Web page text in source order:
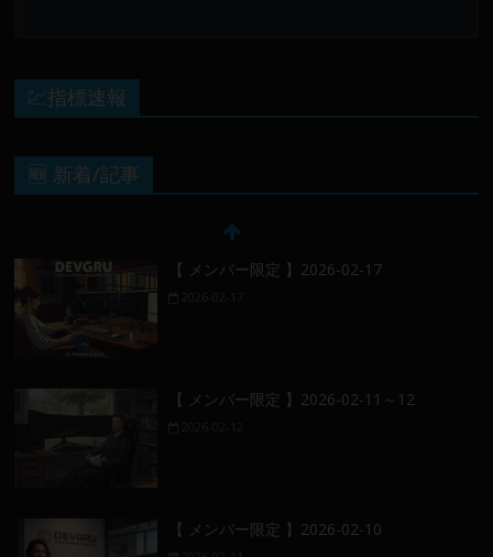
💹指標速報
🆕 新着/記事
【 メンバー限定 】2026-02-17
【 メンバー限定 】2026-02-11～12
【 メンバー限定 】2026-02-10